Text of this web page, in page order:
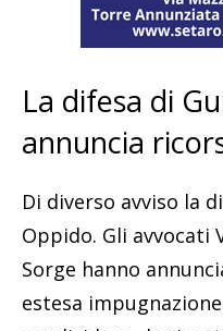
La difesa di
annuncia
Di diverso avviso la
Oppido. Gli avvocati
Sorge hanno
estesa